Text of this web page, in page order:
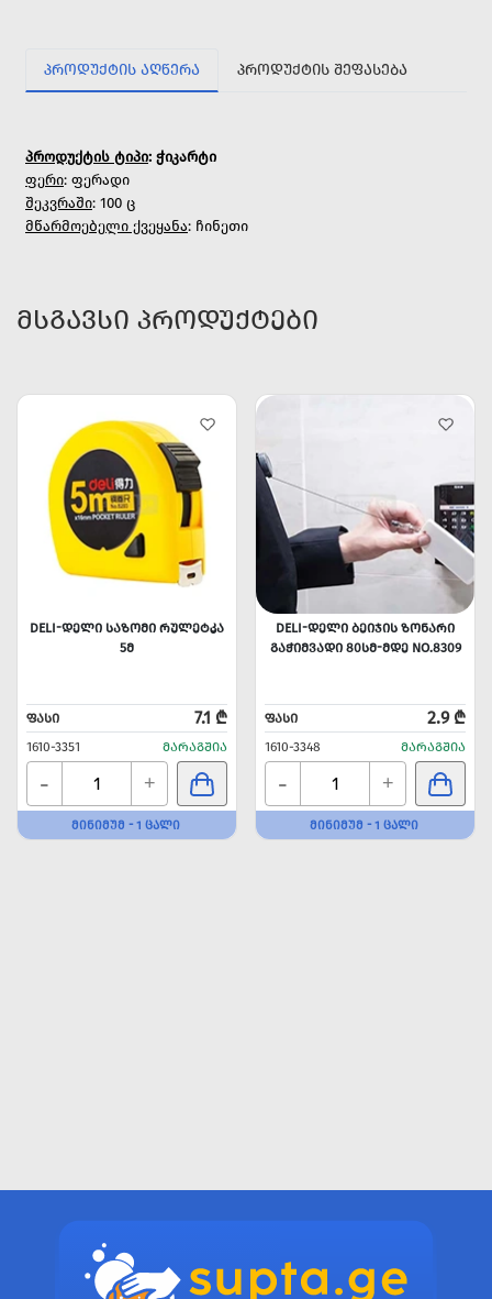
ᲞᲠᲝᲓᲣᲥᲢᲘᲡ ᲐᲦᲬᲔᲠᲐ ᲞᲠᲝᲓᲣᲥᲢᲘᲡ ᲨᲔᲤᲐᲡᲔᲑᲐ
პროდუქტის ტიპი: ჭიკარტი
ფერი: ფერადი
შეკვრაში: 100 ც
მწარმოებელი ქვეყანა: ჩინეთი
ᲛᲡᲒᲐᲕᲡᲘ ᲞᲠᲝᲓᲣᲥᲢᲔᲑᲘ
DELI-ᲓᲔᲚᲘ ᲡᲐᲖᲝᲛᲘ ᲠᲣᲚᲔᲢᲙᲐ
5Მ
ᲤᲐᲡᲘ 7.1 ₾
1610-3351 ᲛᲐᲠᲐᲒᲨᲘᲐ
- +
ᲛᲘᲜᲘᲛᲣᲛ - 1 ᲪᲐᲚᲘ
DELI-ᲓᲔᲚᲘ ᲑᲔᲘᲯᲘᲡ ᲖᲝᲜᲐᲠᲘ
ᲒᲐᲭᲘᲛᲕᲐᲓᲘ 80ᲡᲛ-ᲛᲓᲔ NO.8309
ᲤᲐᲡᲘ 2.9 ₾
1610-3348 ᲛᲐᲠᲐᲒᲨᲘᲐ
- +
ᲛᲘᲜᲘᲛᲣᲛ - 1 ᲪᲐᲚᲘ